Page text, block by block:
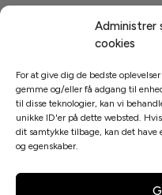
Administrer
cookies
For at give dig de bedste
gemme og/eller få adgang til
til disse teknologier, kan vi
unikke ID'er på dette websted.
dit samtykke tilbage, kan det
og egenskaber.
Svømmehaller i Danmark
Links
Cookies og Privatpolitik
Saunagus Blog